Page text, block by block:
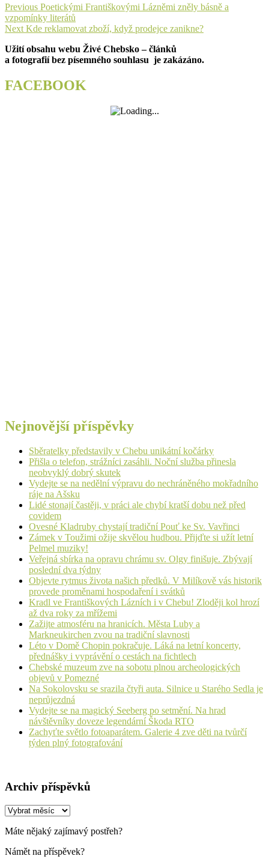
Navigace
pro
příspěvek
Previous Previous
post:
Poetickými Františkovými Lázněmi zněly básně a
vzpomínky literátů
Next Next
Kde reklamovat zboží, když prodejce zanikne?
Užití obsahu webu Živé Chebsko – článků
a fotografií bez písemného souhlasu je zakázáno.
FACEBOOK
Nejnovější příspěvky
Sběratelky představily v Chebu unikátní kočárky
Přišla o telefon, strážníci zasáhli. Noční služba přinesla
neobvyklý dobrý skutek
Vydejte se na nedělní výpravu do nechráněného mokřadního
ráje na Ašsku
Lidé stonají častěji, v práci ale chybí kratší dobu než před
covidem
Ovesné Kladruby chystají tradiční Pouť ke Sv. Vavřinci
Zámek v Toužimi ožije skvělou hudbou. Přijďte si užít letní
Pelmel muziky!
Veřejná sbírka na opravu chrámu sv. Olgy finišuje. Zbývají
poslední dva týdny
Objevte rytmus života našich předků. V Milíkově vás historik
provede proměnami hospodaření i svátků
Kradl ve Františkových Lázních i v Chebu! Zloději kol hrozí
až dva roky za mřížemi
Zažijte atmosféru na hranicích. Města Luby a
Markneukirchen zvou na tradiční slavnosti
Léto v Domě Chopin pokračuje. Láká na letní koncerty,
přednášky i vyprávění o cestách na fichtlech
Chebské muzeum zve na sobotu plnou archeologických
objevů v Pomezné
Na Sokolovsku se srazila čtyři auta. Silnice u Starého Sedla je
neprůjezdná
Vydejte se na magický Seeberg po setmění. Na hrad
návštěvníky doveze legendární Škoda RTO
Zachyťte světlo fotoaparátem. Galerie 4 zve děti na tvůrčí
týden plný fotografování
Archiv příspěvků
Archiv
Máte nějaký zajímavý postřeh?
Námět na příspěvek?